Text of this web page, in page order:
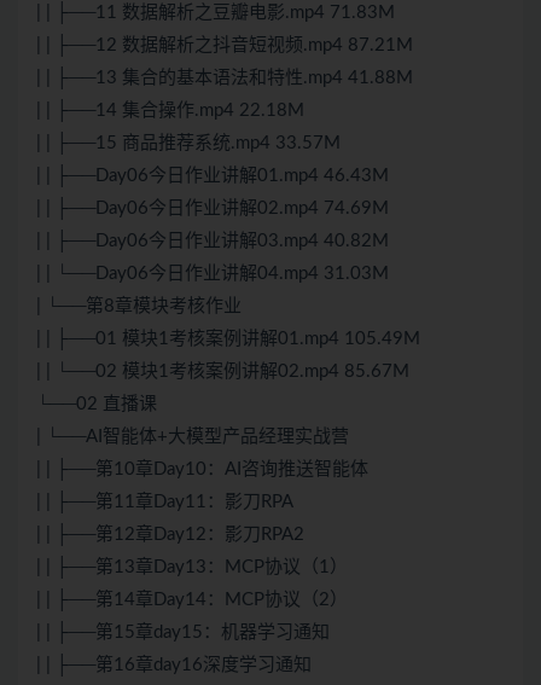
| | ├──11 数据解析之豆瓣电影.mp4 71.83M
| | ├──12 数据解析之抖音短视频.mp4 87.21M
| | ├──13 集合的基本语法和特性.mp4 41.88M
| | ├──14 集合操作.mp4 22.18M
| | ├──15 商品推荐系统.mp4 33.57M
| | ├──Day06今日作业讲解01.mp4 46.43M
| | ├──Day06今日作业讲解02.mp4 74.69M
| | ├──Day06今日作业讲解03.mp4 40.82M
| | └──Day06今日作业讲解04.mp4 31.03M
| └──第8章模块考核作业
| | ├──01 模块1考核案例讲解01.mp4 105.49M
| | └──02 模块1考核案例讲解02.mp4 85.67M
└──02 直播课
| └──AI智能体+大模型产品经理实战营
| | ├──第10章Day10：AI咨询推送智能体
| | ├──第11章Day11：影刀RPA
| | ├──第12章Day12：影刀RPA2
| | ├──第13章Day13：MCP协议（1）
| | ├──第14章Day14：MCP协议（2）
| | ├──第15章day15：机器学习通知
| | ├──第16章day16深度学习通知